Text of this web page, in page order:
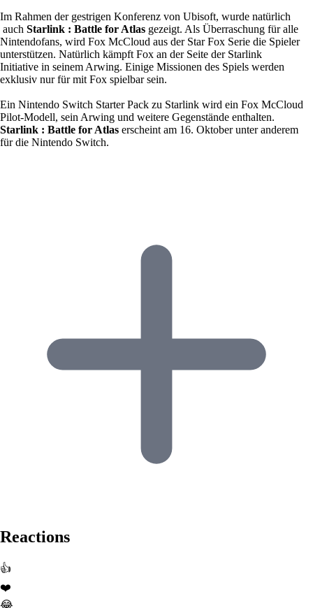
Im Rahmen der gestrigen Konferenz von Ubisoft, wurde natürlich
auch Starlink : Battle for Atlas gezeigt. Als Überraschung für alle
Nintendofans, wird Fox McCloud aus der Star Fox Serie die Spieler
unterstützen. Natürlich kämpft Fox an der Seite der Starlink
Initiative in seinem Arwing. Einige Missionen des Spiels werden
exklusiv nur für mit Fox spielbar sein.
Ein Nintendo Switch Starter Pack zu Starlink wird ein Fox McCloud
Pilot-Modell, sein Arwing und weitere Gegenstände enthalten.
Starlink : Battle for Atlas erscheint am 16. Oktober unter anderem
für die Nintendo Switch.
Reactions
👍
❤️
😂